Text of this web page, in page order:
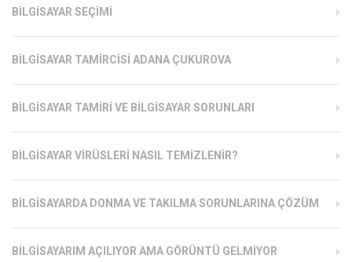
BILGISAYAR SEÇIMI
BILGISAYAR TAMIRCISI ADANA ÇUKUROVA
BILGISAYAR TAMIRI VE BILGISAYAR SORUNLARI
BILGISAYAR VIRÜSLERI NASIL TEMIZLENIR?
BILGISAYARDA DONMA VE TAKILMA SORUNLARINA ÇÖZÜM
BILGISAYARIM AÇILIYOR AMA GÖRÜNTÜ GELMIYOR